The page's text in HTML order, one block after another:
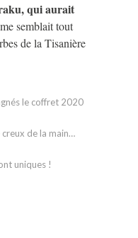
qui aurait
semblait tout
de la Tisanière
le coffret 2020
creux de la main…
uniques !